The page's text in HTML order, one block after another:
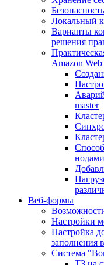
Безопасность
Локальный
Варианты
решения
Amazon Web
master
Веб-формы
Настройки
Настройка
заполнения
Система